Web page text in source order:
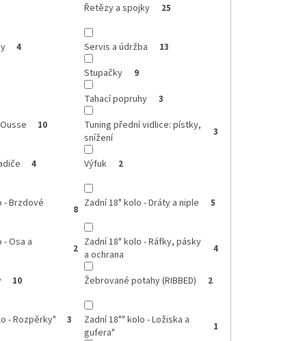
Řetězy a spojky 25
4 Servis a údržba 13
Stupačky 9
Tahací popruhy 3
10
Tuning přední vidlice: pístky,
snížení
3
4 Výfuk 2
- Brzdové
8 Zadní 18" kolo - Dráty a niple 5
- Osa a
2 Zadní 18" kolo - Ráfky, pásky
a ochrana
4
10 Žebrované potahy (RIBBED) 2
- Rozpěrky" 3
Zadní 18"" kolo - Ložiska a
gufera"
1